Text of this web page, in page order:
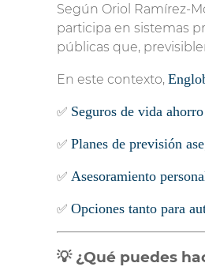
Según Oriol Ramírez-
participa en sistemas
públicas que,
En este contexto,
✅ Seguros de vida
✅ Planes de previsión
✅ Asesoramiento
✅ Opciones tanto para
💡 ¿Qué puedes